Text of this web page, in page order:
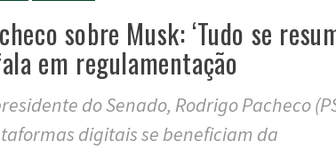
sobre Musk: ‘Tudo se
em regulamentação
do Senado, Rodrigo Pacheco
digitais se beneficiam da